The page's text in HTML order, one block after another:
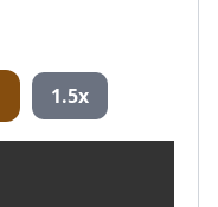
1.5x